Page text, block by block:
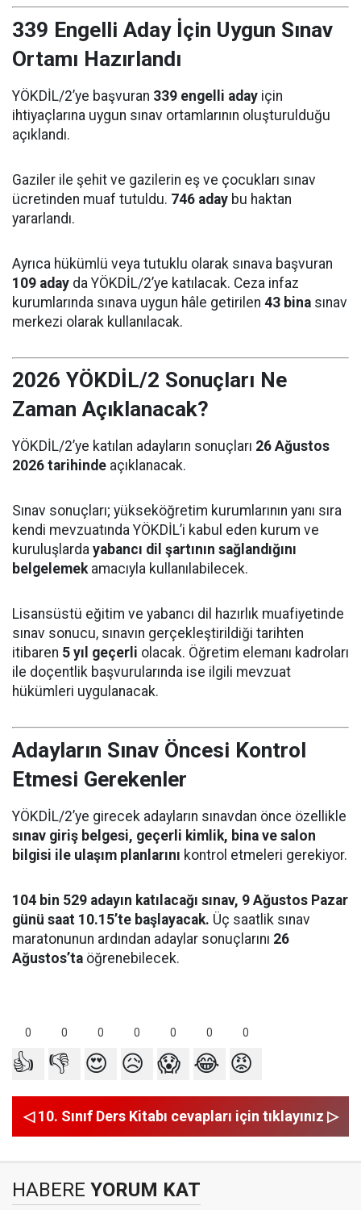
339 Engelli Aday İçin Uygun Sınav
Ortamı Hazırlandı
YÖKDİL/2’ye başvuran 339 engelli aday için
ihtiyaçlarına uygun sınav ortamlarının oluşturulduğu
açıklandı.
Gaziler ile şehit ve gazilerin eş ve çocukları sınav
ücretinden muaf tutuldu. 746 aday bu haktan
yararlandı.
Ayrıca hükümlü veya tutuklu olarak sınava başvuran
109 aday da YÖKDİL/2’ye katılacak. Ceza infaz
kurumlarında sınava uygun hâle getirilen 43 bina sınav
merkezi olarak kullanılacak.
2026 YÖKDİL/2 Sonuçları Ne
Zaman Açıklanacak?
YÖKDİL/2’ye katılan adayların sonuçları 26 Ağustos
2026 tarihinde açıklanacak.
Sınav sonuçları; yükseköğretim kurumlarının yanı sıra
kendi mevzuatında YÖKDİL’i kabul eden kurum ve
kuruluşlarda yabancı dil şartının sağlandığını
belgelemekamacıyla kullanılabilecek.
Lisansüstü eğitim ve yabancı dil hazırlık muafiyetinde
sınav sonucu, sınavın gerçekleştirildiği tarihten
itibaren 5 yıl geçerli olacak. Öğretim elemanı kadroları
ile doçentlik başvurularında ise ilgili mevzuat
hükümleri uygulanacak.
Adayların Sınav Öncesi Kontrol
Etmesi Gerekenler
YÖKDİL/2’ye girecek adayların sınavdan önce özellikle
sınav giriş belgesi, geçerli kimlik, bina ve salon
bilgisi ile ulaşım planlarını kontrol etmeleri gerekiyor.
104 bin 529 adayın katılacağı sınav, 9 Ağustos Pazar
günü saat 10.15’te başlayacak. Üç saatlik sınav
maratonunun ardından adaylar sonuçlarını 26
Ağustos’ta öğrenebilecek.
0 0 0 0 0 0 0
👍 👎 😍 😥 😱 😂 😡
◁ 10. Sınıf Ders Kitabı cevapları için tıklayınız ▷
HABERE YORUM KAT